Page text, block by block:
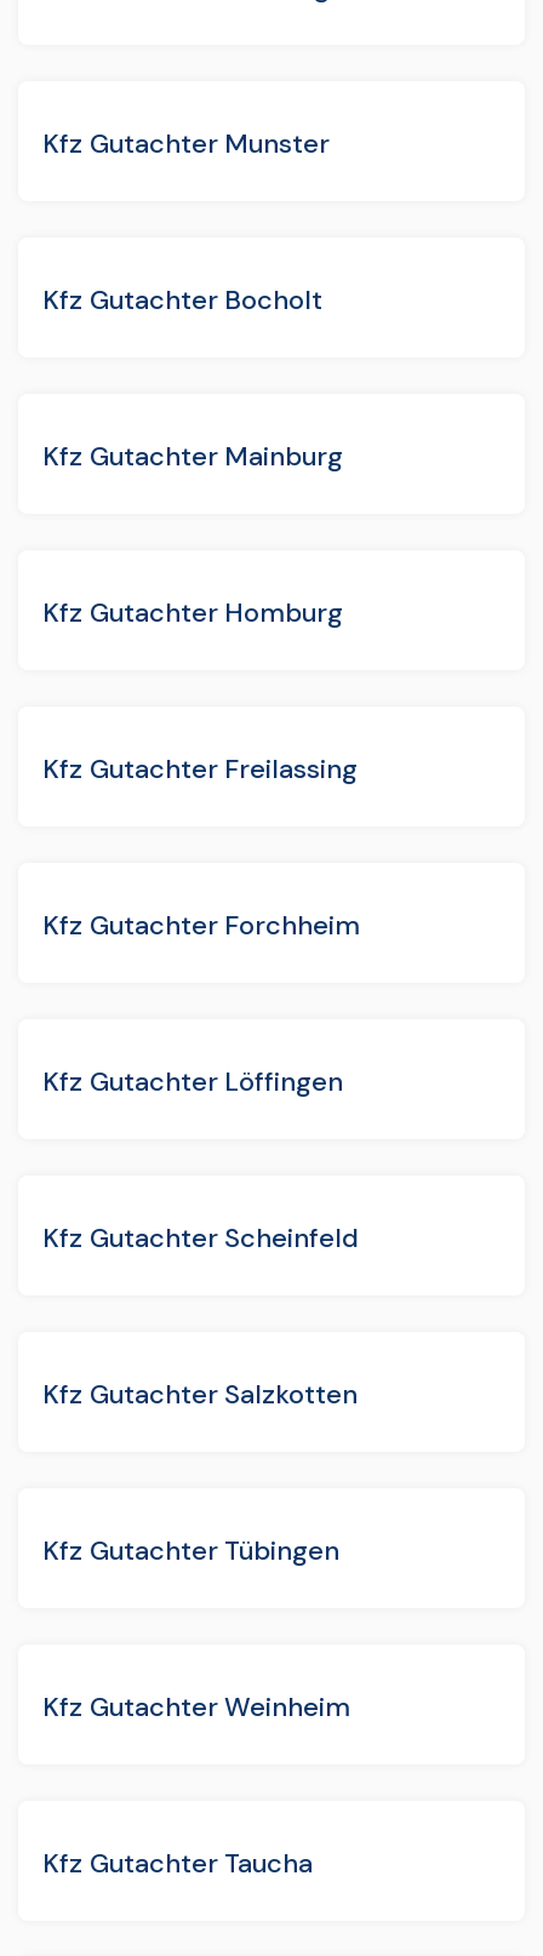
Kfz Gutachter Munster
Kfz Gutachter Bocholt
Kfz Gutachter Mainburg
Kfz Gutachter Homburg
Kfz Gutachter Freilassing
Kfz Gutachter Forchheim
Kfz Gutachter Löffingen
Kfz Gutachter Scheinfeld
Kfz Gutachter Salzkotten
Kfz Gutachter Tübingen
Kfz Gutachter Weinheim
Kfz Gutachter Taucha